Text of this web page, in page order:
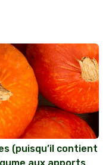
(puisqu’il contient